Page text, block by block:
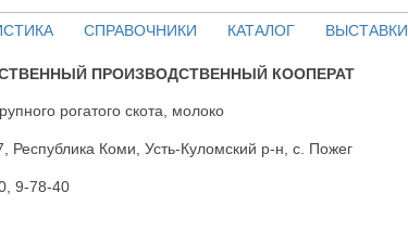
СПРАВОЧНИКИ КАТАЛОГ ВЫСТАВКИ
ПРОИЗВОДСТВЕННЫЙ КООПЕРАТ
рогатого скота, молоко
Республика Коми, Усть-Куломский р-н, с. Пожег
9-78-40